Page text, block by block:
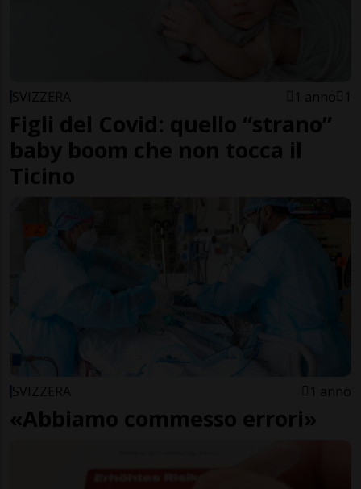
SVIZZERA 1 anno 1
Figli del Covid: quello “strano”
baby boom che non tocca il
Ticino
SVIZZERA 1 anno
«Abbiamo commesso errori»